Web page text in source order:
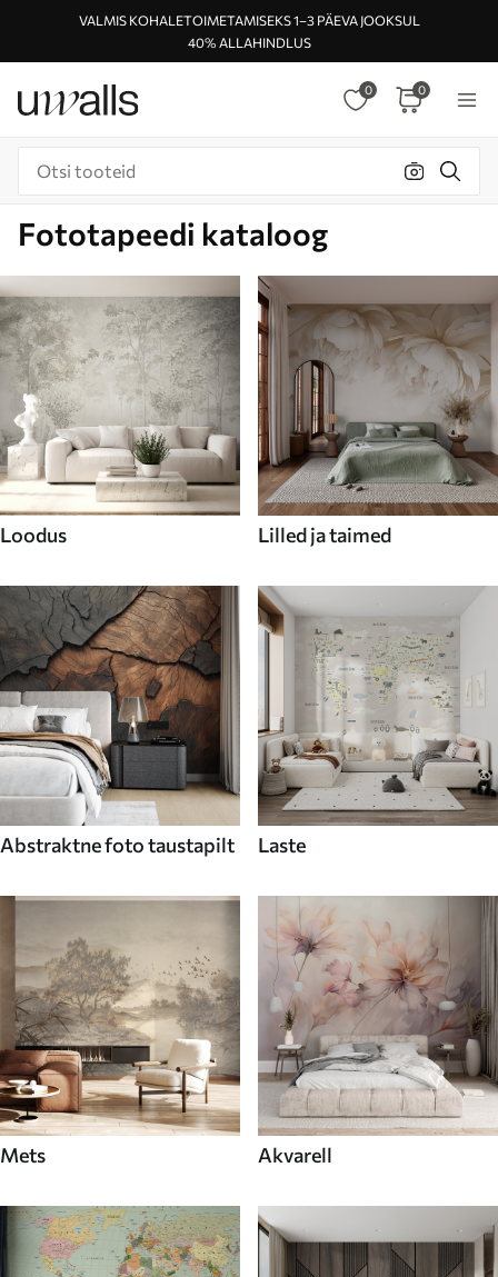
VALMIS KOHALETOIMETAMISEKS 1–3 PÄEVA JOOKSUL
40% ALLAHINDLUS
0 0
Fototapeedi kataloog
Loodus Lilled ja taimed
Abstraktne foto taustapilt Laste
Mets Akvarell